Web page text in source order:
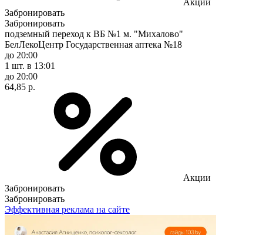
Забронировать
Забронировать
подземный переход к ВБ №1 м. "Михалово"
БелЛекоЦентр Государственная аптека №18
до 20:00
1 шт. в 13:01
до 20:00
64,85 р.
Акции
Забронировать
Забронировать
Эффективная реклама на сайте